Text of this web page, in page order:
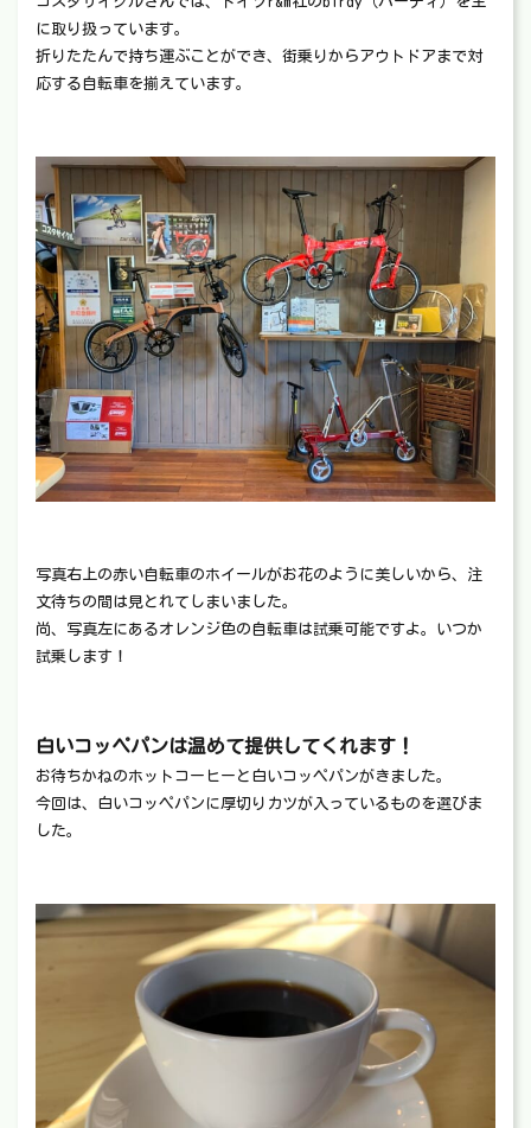
に取り扱っています。
折りたたんで持ち運ぶことができ、街乗りからアウトドアまで対
応する自転車を揃えています。
写真右上の赤い自転車のホイールがお花のように美しいから、注
文待ちの間は見とれてしまいました。
尚、写真左にあるオレンジ色の自転車は試乗可能ですよ。いつか
試乗します！
白いコッペパンは温めて提供してくれます！
お待ちかねのホットコーヒーと白いコッペパンがきました。
今回は、白いコッペパンに厚切りカツが入っているものを選びま
した。